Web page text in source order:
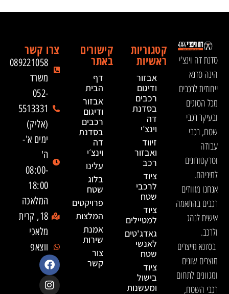
סדנת דה וינצ'י
הינה סדנא
ייחודית לרכבים
מכל הסוגים
ובעיקר רכבי
שטח, רכבי
עבודה
וטרקטורונים
למיניהם.
אנחנו מזוודים
רכבים בהתאמה
אישית לנהג
ולרכב.
בסדנא מייצרים
מוצרים שונים
ומגוונים לתחום
רכבי השטח,
קטגוריות
ראשיות
אבזור
ודיגום
רכבים
בסדנת
דה
וינצ׳י
זיווד
ואבזור
רכב
ציוד
לרכבי
שטח
ציוד
למטיילים
גאדג'טים
לאנשי
שטח
ציוד
בישול
ומעשנות
קישורים
באתר
דף
הבית
אבזור
ודיגום
רכבים
בסדנת
דה
וינצ׳י
עלינו
בלוג
שטח
פרויקטים
המלצות
אמנת
שירות
צור
קשר
צרו קשר
089221058
משרד
052-
5513331
(אליק)
ימים א'-
ה'
08:00-
18:00
המלאכה
18, קרית
מלאכי
ווצאפ